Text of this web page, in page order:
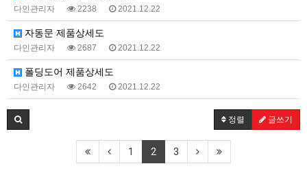
다인관리자 2238 2021.12.22
자동문 제품상세도
다인관리자 2687 2021.12.22
폴딩도어 제품상세도
다인관리자 2642 2021.12.22
정렬 글쓰기
1 2 3